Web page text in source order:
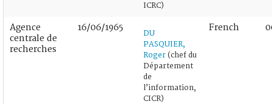
ICRC)
Agence
centrale de
recherches
16/06/1965
DU
PASQUIER,
Roger (chef du
Département
de
l’information,
CICR)
French